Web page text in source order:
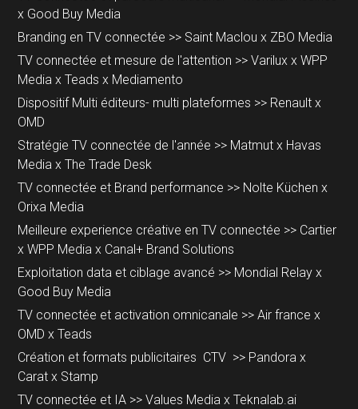
x Good Buy Media
Branding en TV connectée >> Saint Maclou x ZBO Media
TV connectée et mesure de l'attention >> Varilux x WPP
Media x Teads x Mediamento
Dispositif Multi éditeurs- multi plateformes >> Renault x
OMD
Stratégie TV connectée de l'année >> Matmut x Havas
Media x The Trade Desk
TV connectée et Brand performance >> Nolte Küchen x
Orixa Media
Meilleure experience créative en TV connectée >> Cartier
x WPP Media x Canal+ Brand Solutions
Exploitation data et ciblage avancé >> Mondial Relay x
Good Buy Media
TV connectée et activation omnicanale >> Air france x
OMD x Teads
Création et formats publicitaires  CTV  >> Pandora x
Carat x Stamp
TV connectée et IA >> Values Media x Teknalab.ai